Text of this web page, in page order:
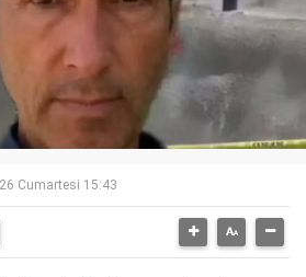
Cumartesi 15:43